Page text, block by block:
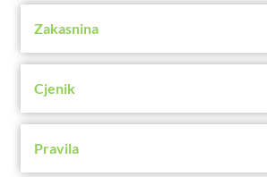
Zakasnina
Cjenik
Pravila